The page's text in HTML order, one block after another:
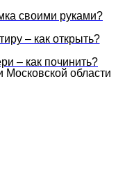
своими руками?
– как открыть?
– как починить?
области